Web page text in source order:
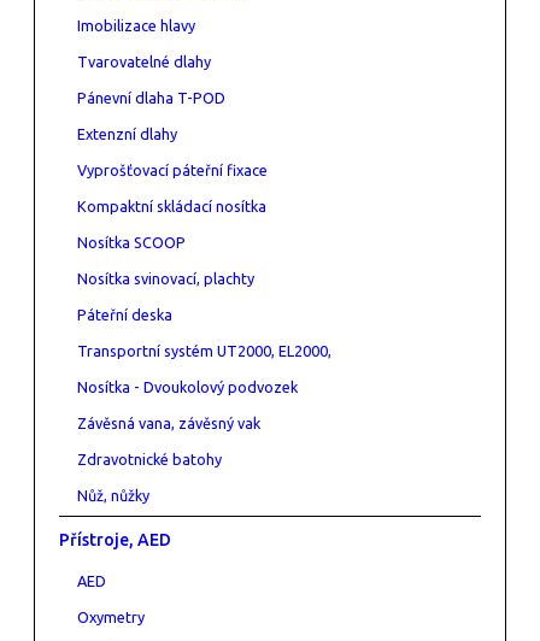
Imobilizace hlavy
Tvarovatelné dlahy
Pánevní dlaha T-POD
Extenzní dlahy
Vyprošťovací páteřní fixace
Kompaktní skládací nosítka
Nosítka SCOOP
Nosítka svinovací, plachty
Páteřní deska
Transportní systém UT2000, EL2000,
Nosítka - Dvoukolový podvozek
Závěsná vana, závěsný vak
Zdravotnické batohy
Nůž, nůžky
Přístroje, AED
AED
Oxymetry